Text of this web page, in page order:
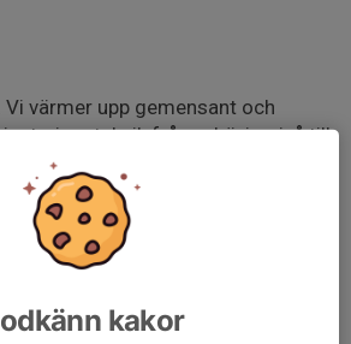
värmer upp gemensant och
från nybörjarnivå till
kakor